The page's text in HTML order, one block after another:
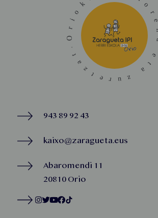
943 89 92 43
kaixo@zaragueta.eus
Abaromendi 11
20810 Orio